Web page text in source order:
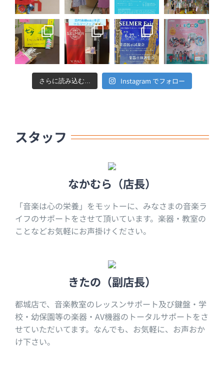
さらに読み込む... Instagram でフォロー
スタッフ
なかむら（店長）
「音楽は心の栄養」をモットーに、みなさまの音楽ラ
イフのサポートをさせて頂いています。楽器・教室の
ことなどお気軽にお声掛けください。
きたの（副店長）
都城店で、音楽教室のレッスンサポート及び鍵盤・学
校・幼保園等の楽器・AV機器のトータルサポートをさ
せていただいてます。なんでも、お気軽に、お声おか
け下さい。